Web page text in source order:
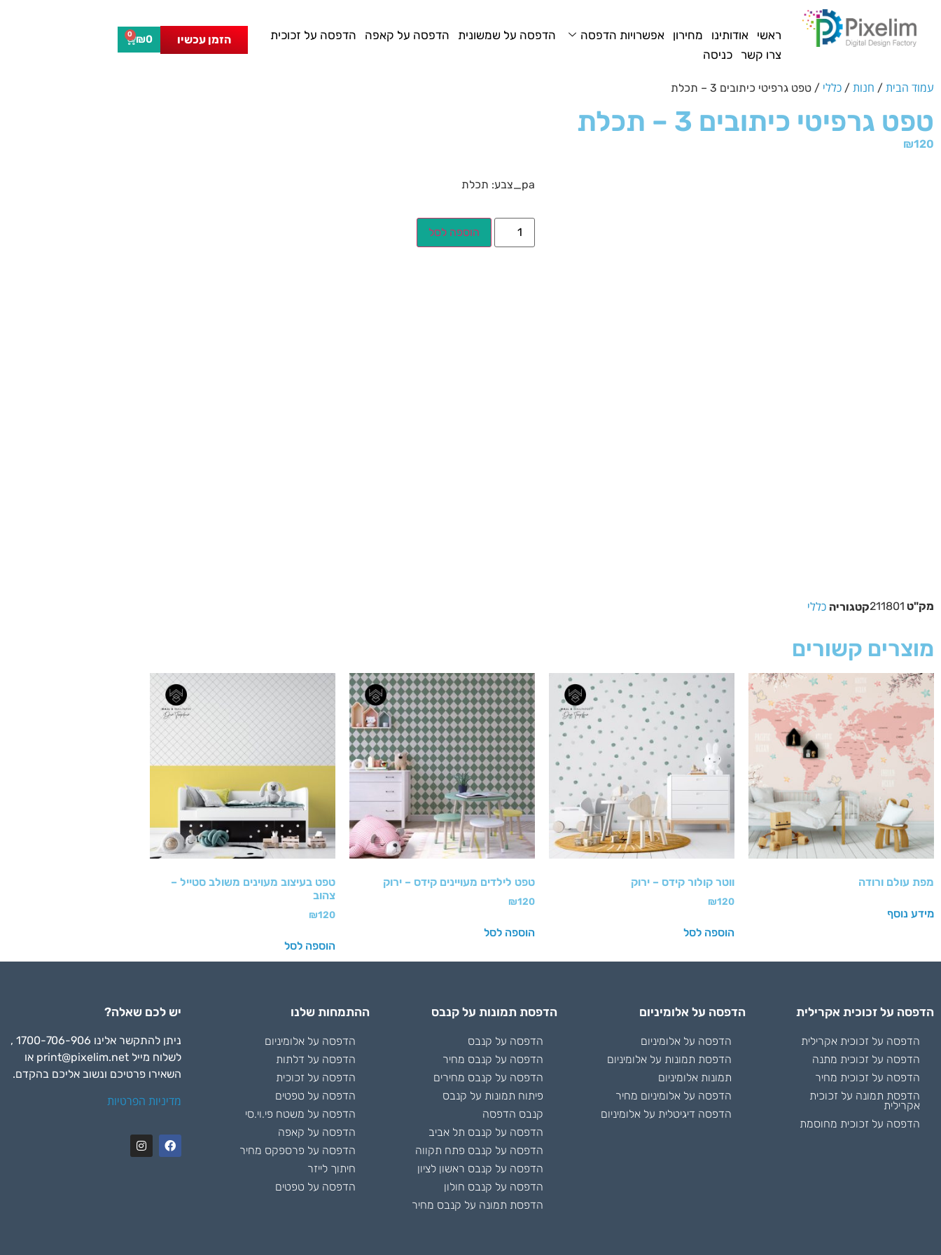
ראשי אודותינו מחירון אפשרויות הדפסה הדפסה על שמשונית הדפסה על קאפה
הדפסה על זכוכית
צרו קשר
כניסה
הזמן עכשיו ₪0
0
עמוד הבית / חנות / כללי / טפט גרפיטי כיתובים 3 – תכלת
טפט גרפיטי כיתובים 3 – תכלת
₪120
pa_צבע: תכלת
הוספה לסל
מק"ט 211801קטגוריה כללי
מוצרים קשורים
מפת עולם ורודה
מידע נוסף
ווטר קולור קידס – ירוק
₪120
הוספה לסל
טפט לילדים מעויינים קידס – ירוק
₪120
הוספה לסל
טפט בעיצוב מעוינים משולב סטייל –
צהוב
₪120
הוספה לסל
הדפסה על זכוכית אקרילית
הדפסה על זכוכית אקרילית
הדפסה על זכוכית מתנה
הדפסה על זכוכית מחיר
הדפסת תמונה על זכוכית
אקרילית
הדפסה על זכוכית מחוסמת
הדפסה על אלומיניום
הדפסה על אלומיניום
הדפסת תמונות על אלומיניום
תמונות אלומיניום
הדפסה על אלומיניום מחיר
הדפסה דיגיטלית על אלומיניום
הדפסת תמונות על קנבס
הדפסה על קנבס
הדפסה על קנבס מחיר
הדפסה על קנבס מחירים
פיתוח תמונות על קנבס
קנבס הדפסה
הדפסה על קנבס תל אביב
הדפסה על קנבס פתח תקווה
הדפסה על קנבס ראשון לציון
הדפסה על קנבס חולון
הדפסת תמונה על קנבס מחיר
ההתמחות שלנו
הדפסה על אלומיניום
הדפסה על דלתות
הדפסה על זכוכית
הדפסה על טפטים
הדפסה על משטח פי.וי.סי
הדפסה על קאפה
הדפסה על פרספקס מחיר
חיתוך לייזר
הדפסה על טפטים
יש לכם שאלה?
ניתן להתקשר אלינו 1700-706-906 ,
לשלוח מיילprint@pixelim.net או
השאירו פרטיכם ונשוב אליכם בהקדם.
מדיניות הפרטיות